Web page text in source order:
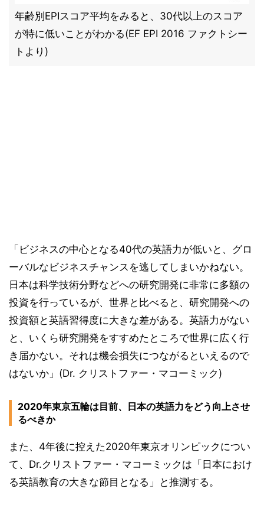
年齢別EPIスコア平均をみると、30代以上のスコア
が特に低いことがわかる(EF EPI 2016 ファクトシー
トより)
「ビジネスの中心となる40代の英語力が低いと、グロ
ーバルなビジネスチャンスを逃してしまいかねない。
日本は科学技術分野などへの研究開発に非常に多額の
投資を行っているが、世界と比べると、研究開発への
投資額と英語習得度に大きな差がある。英語力がない
と、いくら研究開発をすすめたところで世界に広く行
き届かない。それは機会損失につながるといえるので
はないか」(Dr. クリストファー・マコーミック)
2020年東京五輪は目前、日本の英語力をどう向上させ
るべきか
また、4年後に控えた2020年東京オリンピックについ
て、Dr.クリストファー・マコーミックは「日本におけ
る英語教育の大きな節目となる」と推測する。